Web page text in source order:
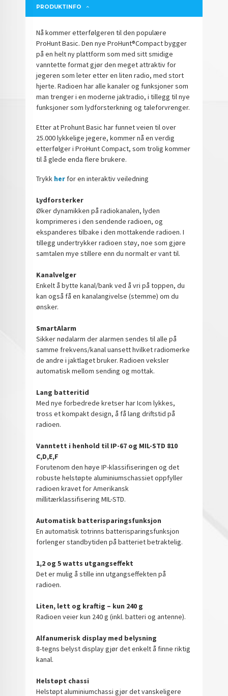
PRODUKTINFO
Nå kommer etterfølgeren til den populære
ProHunt Basic. Den nye ProHunt®Compact bygger
på en helt ny plattform som med sitt smidige
vanntette format gjør den meget attraktiv for
jegeren som leter etter en liten radio, med stort
hjerte. Radioen har alle kanaler og funksjoner som
man trenger i en moderne jaktradio, i tillegg til nye
funksjoner som lydforsterkning og taleforvrenger.
Etter at Prohunt Basic har funnet veien til over
25.000 lykkelige jegere, kommer nå en verdig
etterfølger i ProHunt Compact, som trolig kommer
til å glede enda flere brukere.
Trykk her for en interaktiv veiledning
Lydforsterker
Øker dynamikken på radiokanalen, lyden
komprimeres i den sendende radioen, og
ekspanderes tilbake i den mottakende radioen. I
tillegg undertrykker radioen støy, noe som gjøre
samtalen mye stillere enn du normalt er vant til.
Kanalvelger
Enkelt å bytte kanal/bank ved å vri på toppen, du
kan også få en kanalangivelse (stemme) om du
ønsker.
SmartAlarm
Sikker nødalarm der alarmen sendes til alle på
samme frekvens/kanal uansett hvilket radiomerke
de andre i jaktlaget bruker. Radioen veksler
automatisk mellom sending og mottak.
Lang batteritid
Med nye forbedrede kretser har Icom lykkes,
tross et kompakt design, å få lang driftstid på
radioen.
Vanntett i henhold til IP-67 og MIL-STD 810
C,D,E,F
Forutenom den høye IP-klassifiseringen og det
robuste helstøpte aluminiumschassiet oppfyller
radioen kravet for Amerikansk
millitærklassifisering MIL-STD.
Automatisk batterisparingsfunksjon
En automatisk totrinns batterisparingsfunksjon
forlenger standbytiden på batteriet betraktelig.
1,2 og 5 watts utgangseffekt
Det er mulig å stille inn utgangseffekten på
radioen.
Liten, lett og kraftig – kun 240 g
Radioen veier kun 240 g (inkl. batteri og antenne).
Alfanumerisk display med belysning
8-tegns belyst display gjør det enkelt å finne riktig
kanal.
Helstøpt chassi
Helstøpt aluminiumchassi gjør det vanskeligere